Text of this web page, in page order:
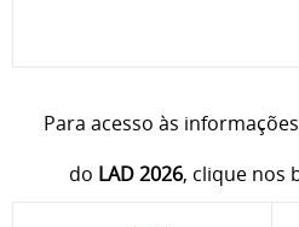
Para acesso às
do LAD 2026, clique nos